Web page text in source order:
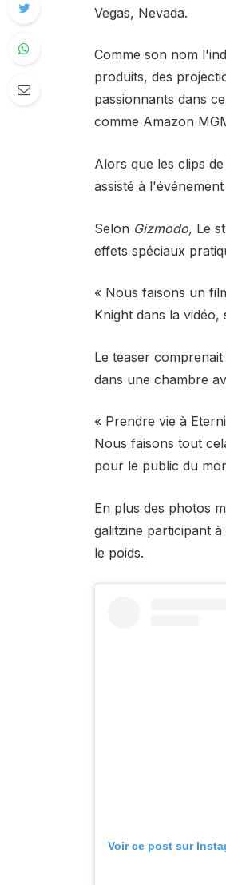
Vegas, Nevada.
Comme son nom
produits, des
passionnants dans
comme Amazon
Alors que les clips
assisté à
Selon Gizmodo, Le
effets spéciaux
« Nous faisons un
Knight dans la
Le teaser
dans une chambre
« Prendre vie à
Nous faisons tout
pour le public du
En plus des photos
galitzine participant
le poids.
Voir ce post sur